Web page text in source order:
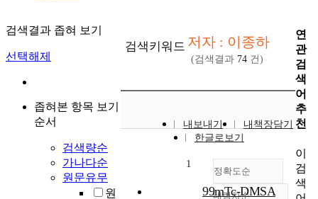
검색결과 좁혀 보기
선택해제
좁혀본 항목 보기
순서
검색량순
가나다순
원문유무
원
검색키워드 저자 : 이종하
(검색결과 74 건)
내보내기
내책장담기
한글로보기
정확도순
내림차순
1
99mTc-DMSA
연
관
검
색
어
추
천
이
검
색